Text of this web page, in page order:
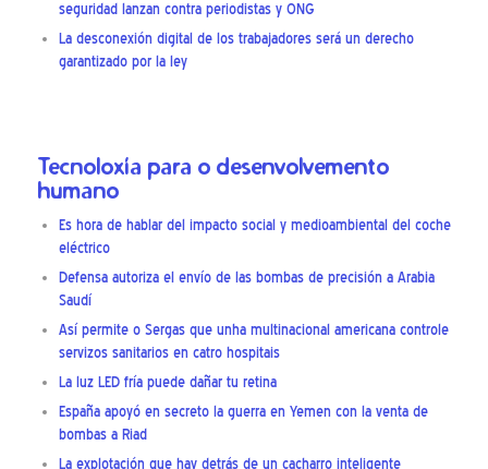
seguridad lanzan contra periodistas y ONG
La desconexión digital de los trabajadores será un derecho
garantizado por la ley
Tecnoloxía para o desenvolvemento
humano
Es hora de hablar del impacto social y medioambiental del coche
eléctrico
Defensa autoriza el envío de las bombas de precisión a Arabia
Saudí
Así permite o Sergas que unha multinacional americana controle
servizos sanitarios en catro hospitais
La luz LED fría puede dañar tu retina
España apoyó en secreto la guerra en Yemen con la venta de
bombas a Riad
La explotación que hay detrás de un cacharro inteligente